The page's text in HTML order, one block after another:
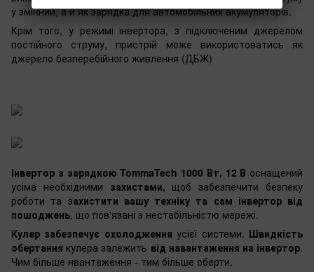
у змінний, а й як зарядка для автомобільних акумуляторів.
Крім того, у режимі інвертора, з підключеним джерелом
постійного струму, пристрій може використоватись як
джерело безперебійного живлення (ДБЖ)
Інвертор з зарядкою TommaTech 1000 Вт, 12 В оснащений
усіма необхідними захистами, щоб забезпечити безпеку
роботи та захистити вашу техніку та сам інвертор від
пошоджень, що пов'язані з нестабільністю мережі.
Кулер забезпечує охолодження усієї системи. Швидкість
обертання кулера залежить від навантаження на інвертор.
Чим більше нвантаження - тим більше оберти.